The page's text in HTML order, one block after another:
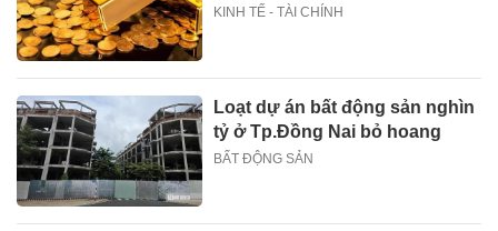
KINH TẾ - TÀI CHÍNH
Loạt dự án bất động sản nghìn
tỷ ở Tp.Đồng Nai bỏ hoang
BẤT ĐỘNG SẢN